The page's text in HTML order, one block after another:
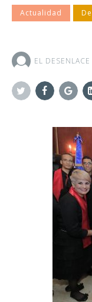
Actualidad
EL DESENLACE